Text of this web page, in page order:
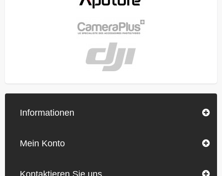
Informationen
Mein Konto
Kontaktieren Sie uns